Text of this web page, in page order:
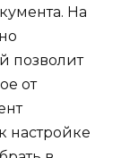
На
позволит
от
настройке